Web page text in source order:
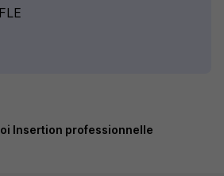
Insertion professionnelle